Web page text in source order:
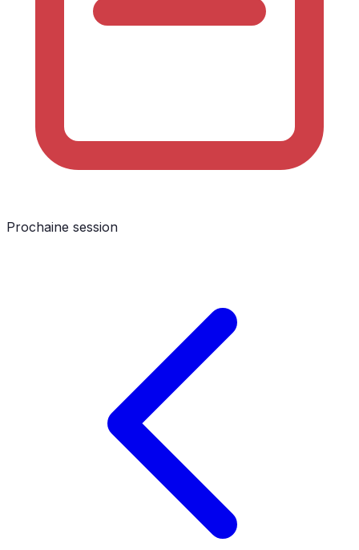
Prochaine session